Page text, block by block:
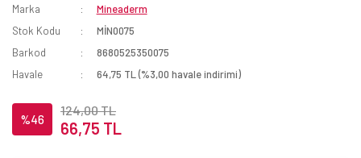
Marka
Mineaderm
Stok Kodu
MİN0075
Barkod
8680525350075
Havale
64,75 TL (%3,00 havale indirimi)
%46
124,00 TL
66,75 TL